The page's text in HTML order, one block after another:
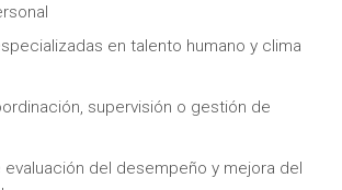
en talento humano y clima
supervisión o gestión de
del desempeño y mejora del